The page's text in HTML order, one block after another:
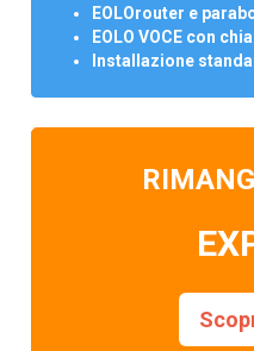
EOLOrouter e
EOLO VOCE con
Installazione